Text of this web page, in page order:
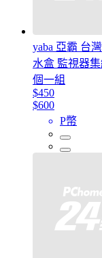
yaba 亞霸 台
水盒 監視器
個一組
$450
$600
P幣